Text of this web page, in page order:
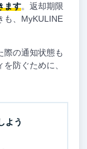
ます。返却期限
も、MyKULINE
際の通知状態も
防ぐために、
よう